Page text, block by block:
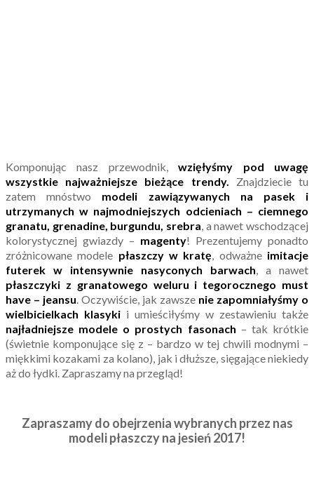
Komponując nasz przewodnik,wzięłyśmy pod uwagę
wszystkie najważniejsze bieżące trendy. Znajdziecie tu
zatem mnóstwo modeli zawiązywanych na pasek i
utrzymanych w najmodniejszych odcieniach – ciemnego
granatu, grenadine, burgundu, srebra, a nawet wschodzącej
kolorystycznej gwiazdy – magenty! Prezentujemy ponadto
zróżnicowane modele płaszczy w kratę, odważne imitacje
futerek w intensywnie nasyconych barwach, a nawet
płaszczyki z granatowego weluru i tegorocznego must
have – jeansu. Oczywiście, jak zawsze nie zapomniałyśmy o
wielbicielkach klasyki i umieściłyśmy w zestawieniu także
najładniejsze modele o prostych fasonach – tak krótkie
(świetnie komponujące się z – bardzo w tej chwili modnymi –
miękkimi kozakami za kolano), jak i dłuższe, sięgające niekiedy
aż do łydki. Zapraszamy na przegląd!
Zapraszamy do obejrzenia wybranych przez nas
modeli płaszczy na jesień 2017!